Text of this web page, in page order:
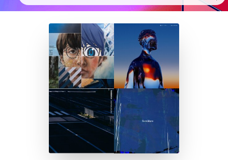
初回30日間無料お試し